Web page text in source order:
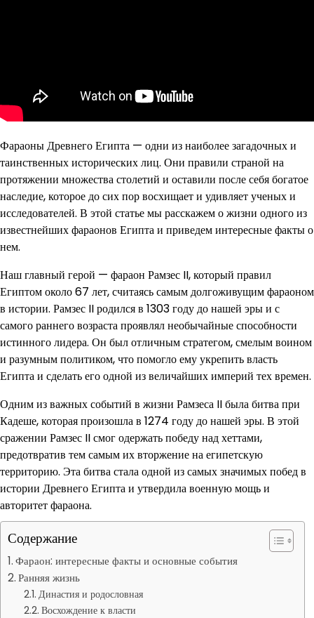
Фараоны Древнего Египта — одни из наиболее загадочных и
таинственных исторических лиц. Они правили страной на
протяжении множества столетий и оставили после себя богатое
наследие, которое до сих пор восхищает и удивляет ученых и
исследователей. В этой статье мы расскажем о жизни одного из
известнейших фараонов Египта и приведем интересные факты о
нем.
Наш главный герой — фараон Рамзес II, который правил
Египтом около 67 лет, считаясь самым долгоживущим фараоном
в истории. Рамзес II родился в 1303 году до нашей эры и с
самого раннего возраста проявлял необычайные способности
истинного лидера. Он был отличным стратегом, смелым воином
и разумным политиком, что помогло ему укрепить власть
Египта и сделать его одной из величайших империй тех времен.
Одним из важных событий в жизни Рамзеса II была битва при
Кадеше, которая произошла в 1274 году до нашей эры. В этой
сражении Рамзес II смог одержать победу над хеттами,
предотвратив тем самым их вторжение на египетскую
территорию. Эта битва стала одной из самых значимых побед в
истории Древнего Египта и утвердила военную мощь и
авторитет фараона.
Содержание
Фараон: интересные факты и основные события
Ранняя жизнь
Династия и родословная
Восхождение к власти